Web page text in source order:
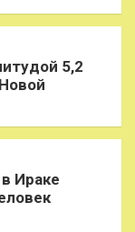
5,2
Ираке